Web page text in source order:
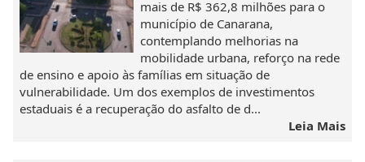
mais de R$ 362,8 milhões para o
município de Canarana,
contemplando melhorias na
mobilidade urbana, reforço na rede
de ensino e apoio às famílias em situação de
vulnerabilidade. Um dos exemplos de investimentos
estaduais é a recuperação do asfalto de d...
Leia Mais